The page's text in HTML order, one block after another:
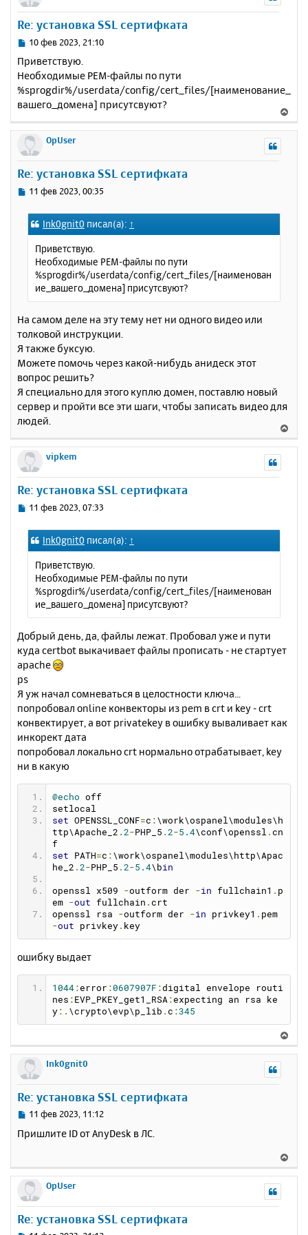
н
ч
а
Re: установка SSL сертифката
С
о
б
щ
е
и
е
10 фев 2023, 21:10
Приветствую.
Необходимые PEM-файлы по пути
%sprogdir%/userdata/config/cert_files/[наименование_
вашего_домена] присутсвуют?
е
OpUser
Re: установка SSL сертифката
С
о
б
11 фев 2023, 00:35
Ink0gnit0 писал(а): ↑
Приветствую.
Необходимые PEM-файлы по пути
%sprogdir%/userdata/config/cert_files/[наименован
ие_вашего_домена] присутсвуют?
На самом деле на эту тему нет ни одного видео или
толковой инструкции.
Я также буксую.
Можете помочь через какой-нибудь анидеск этот
вопрос решить?
Я специально для этого куплю домен, поставлю новый
сервер и пройти все эти шаги, чтобы записать видео для
людей.
е
vipkem
Re: установка SSL сертифката
С
о
б
11 фев 2023, 07:33
Ink0gnit0 писал(а): ↑
Приветствую.
Необходимые PEM-файлы по пути
%sprogdir%/userdata/config/cert_files/[наименован
ие_вашего_домена] присутсвуют?
Добрый день, да, файлы лежат. Пробовал уже и пути
куда certbot выкачивает файлы прописать - не стартует
apache
ps
Я уж начал сомневаться в целостности ключа...
попробовал online конвекторы из pem в crt и key - crt
конвектирует, а вот privatekey в ошибку вываливает как
инкорект дата
попробовал локально crt нормально отрабатывает, key
ни в какую
@echo off
setlocal
set OPENSSL_CONF=c : \work\ospanel\modules\h
ttp\Apache_2 . 2-PHP_5 . 2-5.4\conf\openssl . cn
f
set PATH=c : \work\ospanel\modules\http\Apac
he_2 . 2-PHP_5 . 2-5.4\bin
openssl x509 -outform der -in fullchain1 . p
em -out fullchain . crt
openssl rsa -outform der -in privkey1 .
-out privkey . key
ошибку выдает
1044 :error : 0607907F :digital envelope routi
nes : EVP_PKEY_get1_RSA :expecting an rsa ke
y :. \crypto\evp\p_lib . c :345
е
а
Ink0gnit0
Re: установка SSL сертифката
С
о
е
н
и
11 фев 2023, 11:12
Пришлите ID от AnyDesk в ЛС.
е
OpUser
Re: установка SSL сертифката